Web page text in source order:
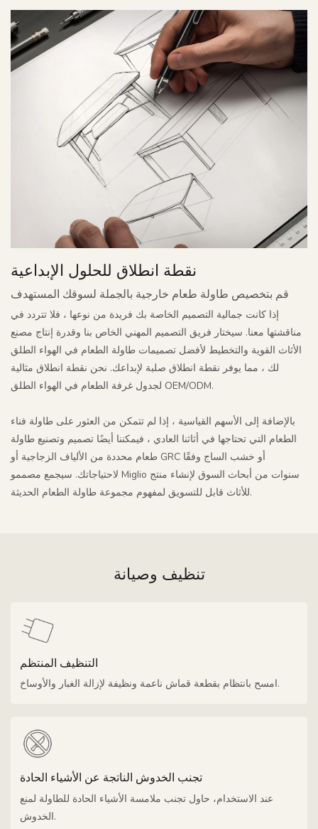
نقطة انطلاق للحلول الإبداعية
قم بتخصيص طاولة طعام خارجية بالجملة لسوقك المستهدف
إذا كانت جمالية التصميم الخاصة بك فريدة من نوعها ، فلا تتردد في
مناقشتها معنا. سيختار فريق التصميم المهني الخاص بنا وقدرة إنتاج مصنع
الأثاث القوية والتخطيط لأفضل تصميمات طاولة الطعام في الهواء الطلق
لك ، مما يوفر نقطة انطلاق صلبة لإبداعك. نحن نقطة انطلاق مثالية
لجدول غرفة الطعام في الهواء الطلق OEM/ODM.
بالإضافة إلى الأسهم القياسية ، إذا لم تتمكن من العثور على طاولة فناء
الطعام التي تحتاجها في أثاثنا العادي ، فيمكننا أيضًا تصميم وتصنيع طاولة
طعام محددة من الألياف الزجاجية أو GRC أو خشب الساج وفقًا
لاحتياجاتك. سيجمع مصممو Miglio سنوات من أبحاث السوق لإنشاء منتج
للأثاث قابل للتسويق لمفهوم مجموعة طاولة الطعام الحديثة.
تنظيف وصيانة
التنظيف المنتظم
امسح بانتظام بقطعة قماش ناعمة ونظيفة لإزالة الغبار والأوساخ.
تجنب الخدوش الناتجة عن الأشياء الحادة
عند الاستخدام، حاول تجنب ملامسة الأشياء الحادة للطاولة لمنع
الخدوش.